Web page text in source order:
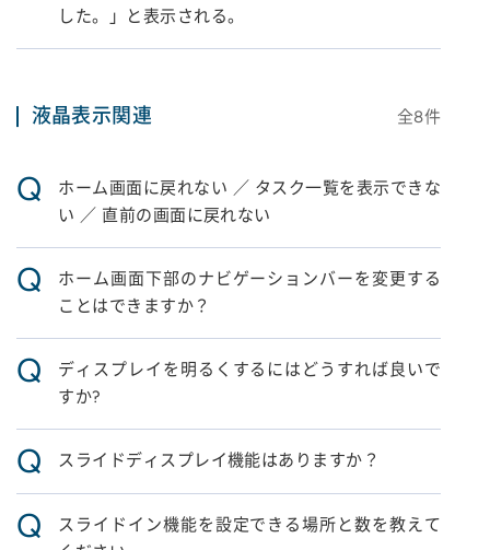
した。」と表示される。
液晶表示関連 全8件
Q
ホーム画面に戻れない ／ タスク一覧を表示できな
い ／ 直前の画面に戻れない
Q
ホーム画面下部のナビゲーションバーを変更する
ことはできますか？
Q
ディスプレイを明るくするにはどうすれば良いで
すか?
Q スライドディスプレイ機能はありますか？
Q
スライドイン機能を設定できる場所と数を教えて